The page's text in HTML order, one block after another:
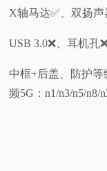
X轴马达✅️、双扬声
USB 3.0❌、耳机孔
中框+后盖、防护等
频5G：n1/n3/n5/n8/